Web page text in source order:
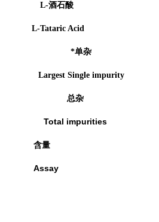
L-酒石酸
L-Tataric Acid
*单杂
Largest Single impurity
总杂
Total impurities
含量
Assay